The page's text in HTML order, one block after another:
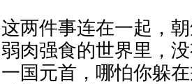
这两件事连在一起，
弱肉强食的世界里，
一国元首，哪怕你躲